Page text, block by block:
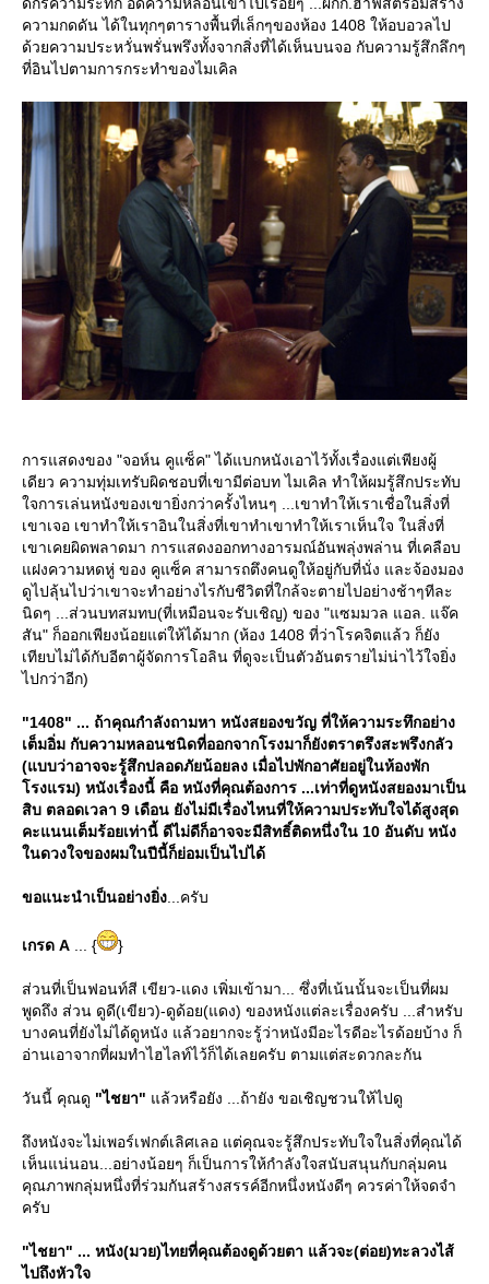
ความกดดัน ได้ในทุกๆตารางพื้นที่เล็กๆของห้อง 1408 ให้อบอวลไป
ด้วยความประหวั่นพรั่นพรึงทั้งจากสิ่งที่ได้เห็นบนจอ กับความรู้สึกลึกๆ
ที่อินไปตามการกระทำของไมเคิล
การแสดงของ "จอห์น คูแซ็ค" ได้แบกหนังเอาไว้ทั้งเรื่องแต่เพียงผู้
เดียว ความทุ่มเทรับผิดชอบที่เขามีต่อบท ไมเคิล ทำให้ผมรู้สึกประทับ
จการเล่นหนังของเขายิ่งกว่าครั้งไหนๆ ...เขาทำให้เราเชื่อในสิ่งที่
เขาเจอ เขาทำให้เราอินในสิ่งที่เขาทำเขาทำให้เราเห็นใจ ในสิ่งที่
เขาเคยผิดพลาดมา การแสดงออกทางอารมณ์อันพลุ่งพล่าน ที่เคลือบ
ฝงความหดหู่ ของ คูแซ็ค สามารถตึงคนดูให้อยู่กับที่นั่ง และจ้องมอง
ดูไปลุ้นไปว่าเขาจะทำอย่างไรกับชีวิตที่ใกล้จะตายไปอย่างช้าๆทีละ
นิดๆ ...ส่วนบทสมทบ(ที่เหมือนจะรับเชิญ) ของ "แซมมวล แอล. แจ๊ค
สัน" ก็ออกเพียงน้อยแต่ให้ได้มาก (ห้อง 1408 ที่ว่าโรคจิตแล้ว ก็ยัง
เทียบไม่ได้กับอีตาผู้จัดการโอลิน ที่ดูจะเป็นตัวอันตรายไม่น่าไว้ใจยิ่ง
ไปกว่าอีก)
"1408" ... ถ้าคุณกำลังถามหา หนังสยองขวัญ ที่ให้ความระทึกอย่าง
เต็มอิ่ม กับความหลอนชนิดที่ออกจากโรงมาก็ยังตราตรึงสะพรึงกลัว
(แบบว่าอาจจะรู้สึกปลอดภัยน้อยลง เมื่อไปพักอาศัยอยู่ในห้องพัก
รงแรม) หนังเรื่องนี้ คือ หนังที่คุณต้องการ ...เท่าที่ดูหนังสยองมาเป็น
สิบ ตลอดเวลา 9 เดือน ยังไม่มีเรื่องไหนที่ให้ความประทับใจได้สูงสุด
คะแนนเต็มร้อยเท่านี้ ดีไม่ดีก็อาจจะมีสิทธิ์ติดหนึ่งใน 10 อันดับ หนัง
นดวงใจของผมในปีนี้ก็ย่อมเป็นไปได้
ขอแนะนำเป็นอย่างยิ่ง...ครับ
เกรด A ... { }
ส่วนที่เป็นฟอนท์สี เขียว-แดง เพิ่มเข้ามา... ซึ่งที่เน้นนั้นจะเป็นที่ผม
พูดถึง ส่วน ดูดี(เขียว)-ดูด้อย(แดง) ของหนังแต่ละเรื่องครับ ...สำหรับ
บางคนที่ยังไม่ได้ดูหนัง แล้วอยากจะรู้ว่าหนังมีอะไรดีอะไรด้อยบ้าง ก็
อ่านเอาจากที่ผมทำไฮไลท์ไว้ก็ได้เลยครับ ตามแต่สะดวกละกัน
วันนี้ คุณดู "ไชยา" ล้วหรือยัง ...ถ้ายัง ขอเชิญชวนให้ไปดู
ถึงหนังจะไม่เพอร์เฟกต์เลิศเลอ แต่คุณจะรู้สึกประทับใจในสิ่งที่คุณได้
เห็นแน่นอน...อย่างน้อยๆ ก็เป็นการให้กำลังใจสนับสนุนกับกลุ่มคน
คุณภาพกลุ่มหนึ่งที่ร่วมกันสร้างสรรค์อีกหนึ่งหนังดีๆ ควรค่าให้จดจำ
ครับ
"ไชยา" ... หนัง(มวย)ไทยที่คุณต้องดูด้วยตา แล้วจะ(ต่อย)ทะลวงไส้
ไปถึงหัวใจ